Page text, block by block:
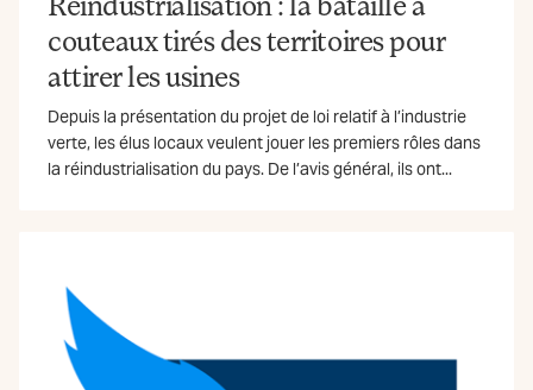
couteaux tirés des territoires pour
attirer les usines
Depuis la présentation du projet de loi relatif à l’industrie
verte, les élus locaux veulent jouer les premiers rôles dans
la réindustrialisation du pays. De l’avis général, ils ont...